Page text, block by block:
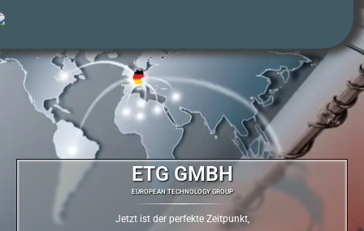
ETG GMBH
EUROPEAN TECHNOLOGY GROUP
Jetzt ist der perfekte Zeitpunkt,